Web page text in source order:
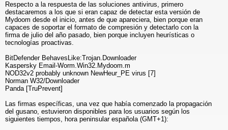
Respecto a la respuesta de las soluciones antivirus, primero
destacaremos a los que si eran capaz de detectar esta versión de
Mydoom desde el inicio, antes de que apareciera, bien porque eran
capaces de soportar el formato de compresión y detectarlo con la
firma de julio del año pasado, bien porque incluyen heurísticas o
tecnologías proactivas.
BitDefender BehavesLike:Trojan.Downloader
Kaspersky Email-Worm.Win32.Mydoom.m
NOD32v2 probably unknown NewHeur_PE virus [7]
Norman W32/Downloader
Panda [TruPrevent]
Las firmas específicas, una vez que había comenzado la propagación
del gusano, estuvieron disponibles para los usuarios según los
siguientes tiempos, hora peninsular española (GMT+1):